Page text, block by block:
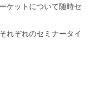
ケットについて随時セ
れぞれのセミナータイ